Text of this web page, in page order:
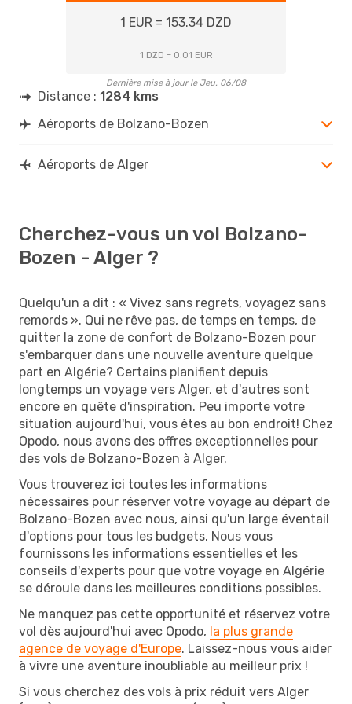
1 EUR = 153.34 DZD
1 DZD = 0.01 EUR
Dernière mise à jour le Jeu. 06/08
Distance : 1284 kms
Aéroports de Bolzano-Bozen
Aéroports de Alger
Cherchez-vous un vol Bolzano-
Bozen - Alger ?
Quelqu'un a dit : « Vivez sans regrets, voyagez sans
remords ». Qui ne rêve pas, de temps en temps, de
quitter la zone de confort de Bolzano-Bozen pour
s'embarquer dans une nouvelle aventure quelque
part en Algérie? Certains planifient depuis
longtemps un voyage vers Alger, et d'autres sont
encore en quête d'inspiration. Peu importe votre
situation aujourd'hui, vous êtes au bon endroit! Chez
Opodo, nous avons des offres exceptionnelles pour
des vols de Bolzano-Bozen à Alger.
Vous trouverez ici toutes les informations
nécessaires pour réserver votre voyage au départ de
Bolzano-Bozen avec nous, ainsi qu'un large éventail
d'options pour tous les budgets. Nous vous
fournissons les informations essentielles et les
conseils d'experts pour que votre voyage en Algérie
se déroule dans les meilleures conditions possibles.
Ne manquez pas cette opportunité et réservez votre
vol dès aujourd'hui avec Opodo, la plus grande
agence de voyage d'Europe. Laissez-nous vous aider
à vivre une aventure inoubliable au meilleur prix !
Si vous cherchez des vols à prix réduit vers Alger